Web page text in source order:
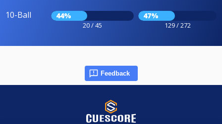
10-Ball 44%
20 / 45
47%
129 / 272
Feedback